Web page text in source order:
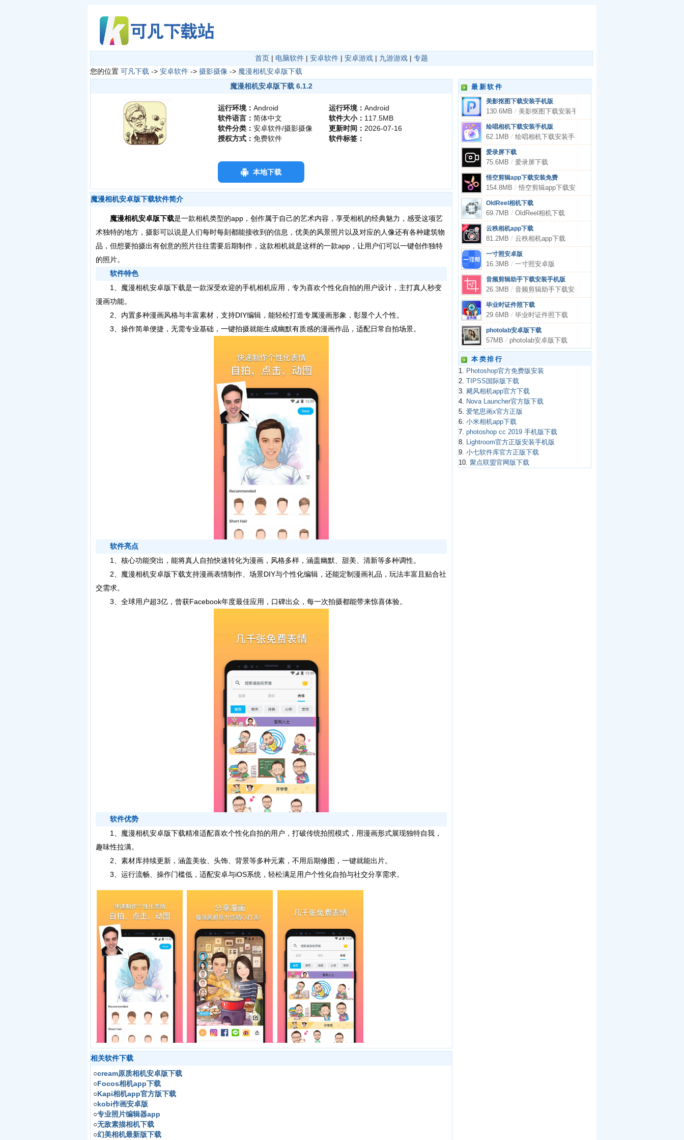
首页 | 电脑软件 | 安卓软件 | 安卓游戏 | 九游游戏 | 专题
您的位置 可凡下载 -> 安卓软件 -> 摄影摄像 -> 魔漫相机安卓版下载
魔漫相机安卓版下载 6.1.2
运行环境： Android
软件语言： 简体中文
软件分类： 安卓软件/摄影摄像
授权方式： 免费软件
运行环境： Android
软件大小： 117.5MB
更新时间： 2026-07-16
软件标签：
本地下载
魔漫相机安卓版下载软件简介
魔漫相机安卓版下载是一款相机类型的app，创作属于自己的艺术内容，享受相机的经典魅力，感受这项艺
术独特的地方，摄影可以说是人们每时每刻都能接收到的信息，优美的风景照片以及对应的人像还有各种建筑物
品，但想要拍摄出有创意的照片往往需要后期制作，这款相机就是这样的一款app，让用户们可以一键创作独特
的照片。
软件特色
1、魔漫相机安卓版下载是一款深受欢迎的手机相机应用，专为喜欢个性化自拍的用户设计，主打真人秒变
漫画功能。
2、内置多种漫画风格与丰富素材，支持DIY编辑，能轻松打造专属漫画形象，彰显个人个性。
3、操作简单便捷，无需专业基础，一键拍摄就能生成幽默有质感的漫画作品，适配日常自拍场景。
软件亮点
1、核心功能突出，能将真人自拍快速转化为漫画，风格多样，涵盖幽默、甜美、清新等多种调性。
2、魔漫相机安卓版下载支持漫画表情制作、场景DIY与个性化编辑，还能定制漫画礼品，玩法丰富且贴合社
交需求。
3、全球用户超3亿，曾获Facebook年度最佳应用，口碑出众，每一次拍摄都能带来惊喜体验。
软件优势
1、魔漫相机安卓版下载精准适配喜欢个性化自拍的用户，打破传统拍照模式，用漫画形式展现独特自我，
趣味性拉满。
2、素材库持续更新，涵盖美妆、头饰、背景等多种元素，不用后期修图，一键就能出片。
3、运行流畅、操作门槛低，适配安卓与iOS系统，轻松满足用户个性化自拍与社交分享需求。
相关软件下载
○cream原质相机安卓版下载
○Focos相机app下载
○Kapi相机app官方版下载
○kobi作画安卓版
○专业照片编辑器app
○无敌素描相机下载
○幻美相机最新版下载
最新软件
美影抠图下载安装手机版
130.6MB/ 美影抠图下载安装手机版
绘唱相机下载安装手机版
62.1MB/ 绘唱相机下载安装手机版
爱录屏下载
75.6MB/ 爱录屏下载
悟空剪辑app下载安装免费
154.8MB/ 悟空剪辑app下载安装免费
OldReel相机下载
69.7MB/ OldReel相机下载
云秩相机app下载
81.2MB/ 云秩相机app下载
一寸照安卓版
16.3MB/ 一寸照安卓版
音频剪辑助手下载安装手机版
26.3MB/ 音频剪辑助手下载安装手机版
毕业时证件照下载
29.6MB/ 毕业时证件照下载
photolab安卓版下载
57MB/ photolab安卓版下载
本类排行
1. Photoshop官方免费版安装
2.
TIPSS国际版下载
3. 飓风相机app官方下载
4. Nova Launcher官方版下载
5. 爱笔思画x官方正版
6. 小米相机app下载
7. photoshop cc 2019 手机版下载
8. Lightroom官方正版安装手机版
9. 小七软件库官方正版下载
10. 聚点联盟官网版下载